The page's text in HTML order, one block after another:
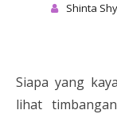
Shinta
Siapa yang
lihat